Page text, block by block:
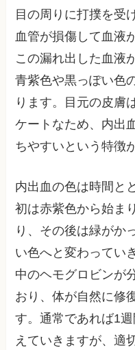
目の周りに打撲を受
血管が損傷して血液
この漏れ出した血液
青紫色や黒っぽい色
ります。目元の皮膚
ケートなため、内出
ちやすいという特徴
内出血の色は時間と
初は赤紫色から始ま
り、その後は緑がか
い色へと変わってい
中のヘモグロビンが
おり、体が自然に修
す。通常であれば1
えていきますが、適